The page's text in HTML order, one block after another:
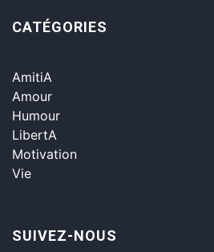
CATÉGORIES
AmitiA
Amour
Humour
LibertA
Motivation
Vie
SUIVEZ-NOUS